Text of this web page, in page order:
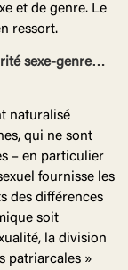
et de genre. Le
ressort.
sexe-genre…
naturalisé
qui ne sont
– en particulier
fournisse les
des différences
soit
la division
patriarcales »